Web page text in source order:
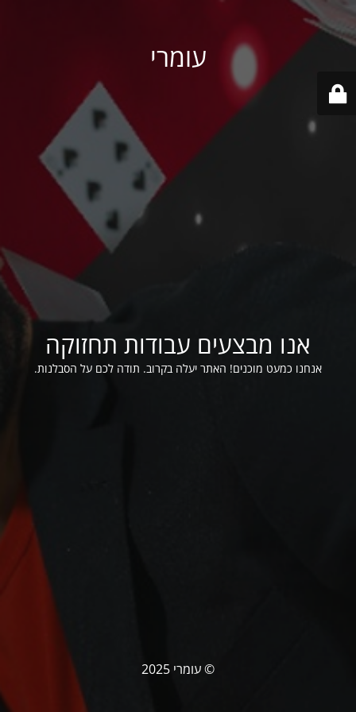
עומרי
אנו מבצעים עבודות תחזוקה
אנחנו כמעט מוכנים! האתר יעלה בקרוב. תודה לכם על הסבלנות.
© עומרי 2025